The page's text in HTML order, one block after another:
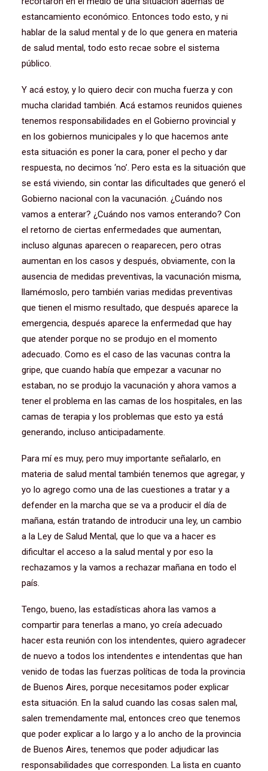
estancamiento económico. Entonces todo esto, y ni
hablar de la salud mental y de lo que genera en materia
de salud mental, todo esto recae sobre el sistema
público.
Y acá estoy, y lo quiero decir con mucha fuerza y con
mucha claridad también. Acá estamos reunidos quienes
tenemos responsabilidades en el Gobierno provincial y
en los gobiernos municipales y lo que hacemos ante
esta situación es poner la cara, poner el pecho y dar
respuesta, no decimos ‘no’. Pero esta es la situación que
se está viviendo, sin contar las dificultades que generó el
Gobierno nacional con la vacunación. ¿Cuándo nos
vamos a enterar? ¿Cuándo nos vamos enterando? Con
el retorno de ciertas enfermedades que aumentan,
incluso algunas aparecen o reaparecen, pero otras
aumentan en los casos y después, obviamente, con la
ausencia de medidas preventivas, la vacunación misma,
llamémoslo, pero también varias medidas preventivas
que tienen el mismo resultado, que después aparece la
emergencia, después aparece la enfermedad que hay
que atender porque no se produjo en el momento
adecuado. Como es el caso de las vacunas contra la
gripe, que cuando había que empezar a vacunar no
estaban, no se produjo la vacunación y ahora vamos a
tener el problema en las camas de los hospitales, en las
camas de terapia y los problemas que esto ya está
generando, incluso anticipadamente.
Para mí es muy, pero muy importante señalarlo, en
materia de salud mental también tenemos que agregar, y
yo lo agrego como una de las cuestiones a tratar y a
defender en la marcha que se va a producir el día de
mañana, están tratando de introducir una ley, un cambio
a la Ley de Salud Mental, que lo que va a hacer es
dificultar el acceso a la salud mental y por eso la
rechazamos y la vamos a rechazar mañana en todo el
país.
Tengo, bueno, las estadísticas ahora las vamos a
compartir para tenerlas a mano, yo creía adecuado
hacer esta reunión con los intendentes, quiero agradecer
de nuevo a todos los intendentes e intendentas que han
venido de todas las fuerzas políticas de toda la provincia
de Buenos Aires, porque necesitamos poder explicar
esta situación. En la salud cuando las cosas salen mal,
salen tremendamente mal, entonces creo que tenemos
que poder explicar a lo largo y a lo ancho de la provincia
de Buenos Aires, tenemos que poder adjudicar las
responsabilidades que corresponden. La lista en cuanto